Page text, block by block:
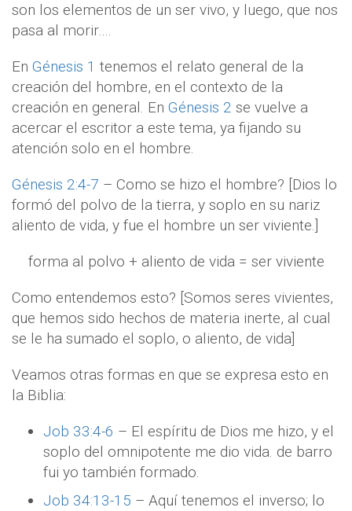
son los elementos de un ser vivo, y luego, que nos
pasa al morir….
En Génesis 1 tenemos el relato general de la
creación del hombre, en el contexto de la
creación en general. En Génesis 2 se vuelve a
acercar el escritor a este tema, ya fijando su
atención solo en el hombre.
Génesis 2:4-7 – Como se hizo el hombre? [Dios lo
formó del polvo de la tierra, y soplo en su nariz
aliento de vida, y fue el hombre un ser viviente.]
forma al polvo + aliento de vida = ser viviente
Como entendemos esto? [Somos seres vivientes,
que hemos sido hechos de materia inerte, al cual
se le ha sumado el soplo, o aliento, de vida]
Veamos otras formas en que se expresa esto en
la Biblia:
Job 33:4-6 – El espíritu de Dios me hizo, y el
soplo del omnipotente me dio vida. de barro
fui yo también formado.
Job 34:13-15 – Aquí tenemos el inverso; lo